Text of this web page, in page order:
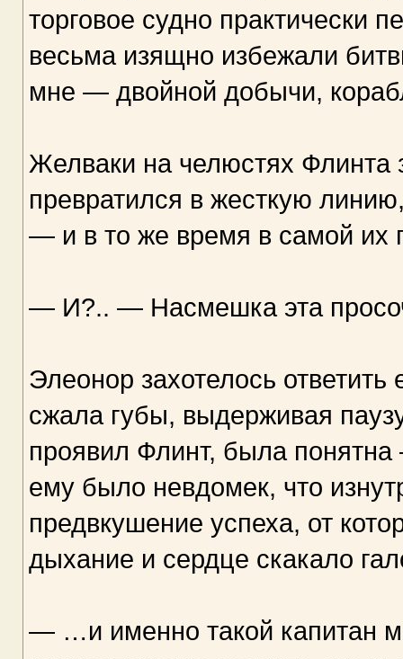
торговое судно практически
весьма изящно избежали
мне — двойной добычи,
Желваки на челюстях Флинта
превратился в жесткую
— и в то же время в самой их
— И?.. — Насмешка эта
Элеонор захотелось
сжала губы, выдерживая
проявил Флинт, была
ему было невдомек, что
предвкушение успеха, от
дыхание и сердце скакало
— …и именно такой капитан